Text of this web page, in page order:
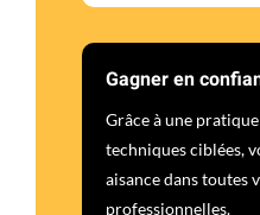
Gagner en
Grâce à une
techniques ciblées,
aisance dans toutes
professionnelles.